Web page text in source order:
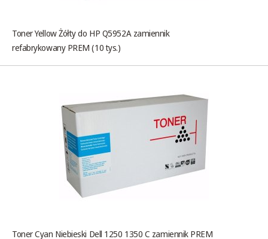
Toner Yellow Żółty do HP Q5952A zamiennik
refabrykowany PREM (10 tys.)
Toner Cyan Niebieski Dell 1250 1350 C zamiennik PREM